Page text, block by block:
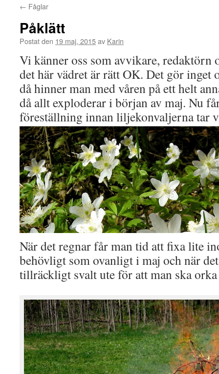
← Fåglar
Påklätt
Postat den 19 maj, 2015av Karin
Vi känner oss som avvikare, redaktörn
det här vädret är rätt OK. Det gör inget
då hinner man med våren på ett helt
då allt exploderar i början av maj. Nu
föreställning innan liljekonvaljerna tar
När det regnar får man tid att fixa lite
behövligt som ovanligt i maj och när
tillräckligt svalt ute för att man ska